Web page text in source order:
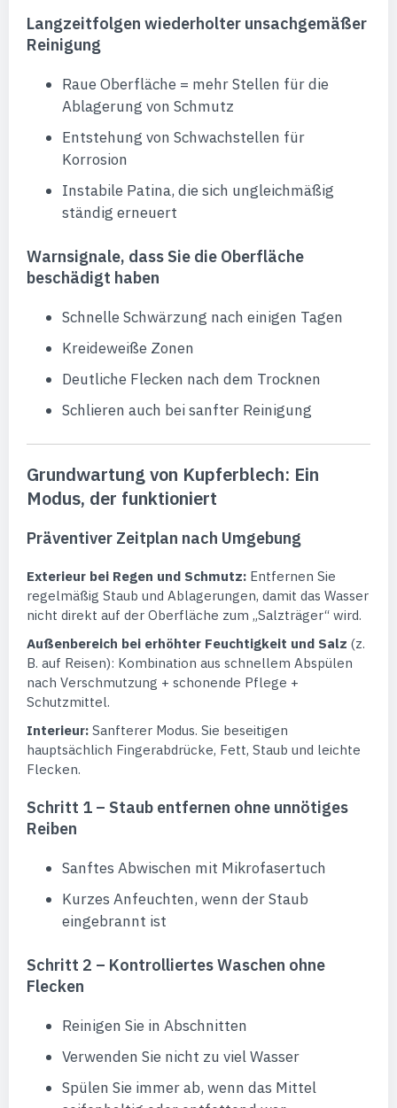
Langzeitfolgen wiederholter unsachgemäßer
Reinigung
Raue Oberfläche = mehr Stellen für die
Ablagerung von Schmutz
Entstehung von Schwachstellen für
Korrosion
Instabile Patina, die sich ungleichmäßig
ständig erneuert
Warnsignale, dass Sie die Oberfläche
beschädigt haben
Schnelle Schwärzung nach einigen Tagen
Kreideweiße Zonen
Deutliche Flecken nach dem Trocknen
Schlieren auch bei sanfter Reinigung
Grundwartung von Kupferblech: Ein
Modus, der funktioniert
Präventiver Zeitplan nach Umgebung
Exterieur bei Regen und Schmutz: Entfernen Sie
regelmäßig Staub und Ablagerungen, damit das Wasser
nicht direkt auf der Oberfläche zum „Salzträger“ wird.
Außenbereich bei erhöhter Feuchtigkeit und Salz (z.
B. auf Reisen): Kombination aus schnellem Abspülen
nach Verschmutzung + schonende Pflege +
Schutzmittel.
Interieur: Sanfterer Modus. Sie beseitigen
hauptsächlich Fingerabdrücke, Fett, Staub und leichte
Flecken.
Schritt 1 – Staub entfernen ohne unnötiges
Reiben
Sanftes Abwischen mit Mikrofasertuch
Kurzes Anfeuchten, wenn der Staub
eingebrannt ist
Schritt 2 – Kontrolliertes Waschen ohne
Flecken
Reinigen Sie in Abschnitten
Verwenden Sie nicht zu viel Wasser
Spülen Sie immer ab, wenn das Mittel